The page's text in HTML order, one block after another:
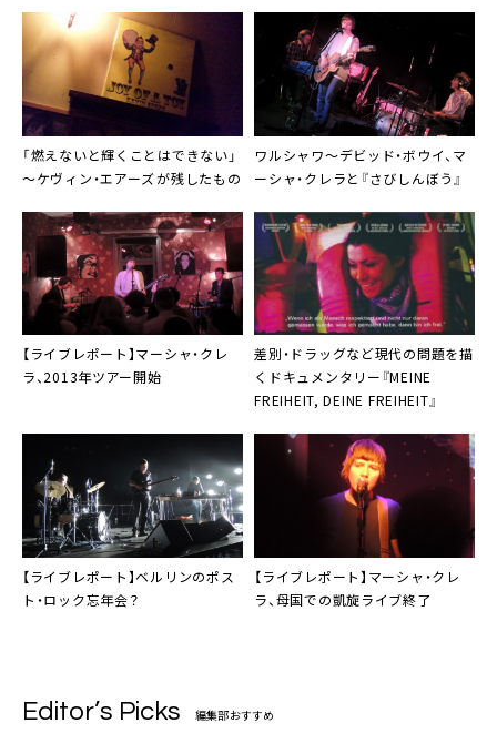
「燃えないと輝くことはできない」
～ケヴィン・エアーズが残したもの
ワルシャワ～デビッド・ボウイ、 マ
ーシャ・クレラと『さびしんぼう 』
【ライブレポート】マーシャ・クレ
ラ、2013年ツアー開始
差別・ドラッグなど現代の問題を描
くドキュメンタリー『MEINE
FREIHEIT, DEINE FREIHEIT』
【ライブレポート】ベルリンのポス
ト・ロック忘年会？
【ライブレポート】 マーシャ・クレ
ラ、母国での凱旋ライブ終了
Editor’s Picks 編集部おすすめ